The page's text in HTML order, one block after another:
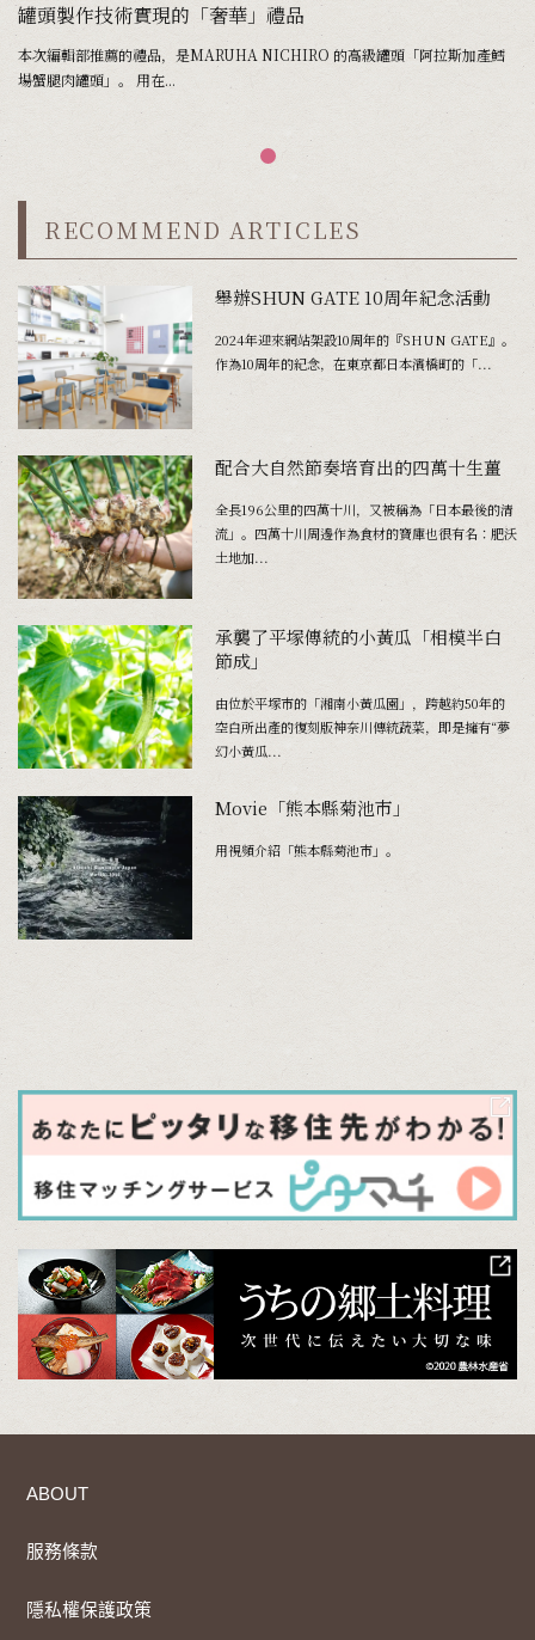
罐頭製作技術實現的「奢華」禮品
本次編輯部推薦的禮品，是MARUHA NICHIRO 的高級罐頭「阿拉斯加產鱈
場蟹腿肉罐頭」。 用在...
RECOMMEND ARTICLES
舉辦SHUN GATE 10周年紀念活動
2024年迎來網站架設10周年的『SHUN GATE』。
作為10周年的紀念，在東京都日本濱橋町的「...
配合大自然節奏培育出的四萬十生薑
全長196公里的四萬十川，又被稱為「日本最後的清
流」。四萬十川周邊作為食材的寶庫也很有名：肥沃
土地加...
承襲了平塚傳統的小黃瓜「相模半白
節成」
由位於平塚市的「湘南小黃瓜園」，跨越約50年的
空白所出產的復刻版神奈川傳統蔬菜，即是擁有“夢
幻小黃瓜...
Movie「熊本縣菊池市」
用視頻介紹「熊本縣菊池市」。
ABOUT
服務條款
隱私權保護政策